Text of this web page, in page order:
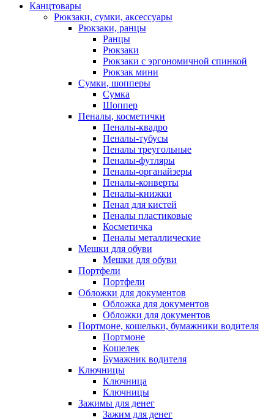
Канцтовары
Рюкзаки, сумки, аксессуары
Рюкзаки, ранцы
Ранцы
Рюкзаки
Рюкзаки с эргономичной спинкой
Рюкзак мини
Сумки, шопперы
Сумка
Шоппер
Пеналы, косметички
Пеналы-квадро
Пеналы-тубусы
Пеналы треугольные
Пеналы-футляры
Пеналы-органайзеры
Пеналы-конверты
Пеналы-книжки
Пенал для кистей
Пеналы пластиковые
Косметичка
Пеналы металлические
Мешки для обуви
Мешки для обуви
Портфели
Портфели
Обложки для документов
Обложка для документов
Обложки для документов
Портмоне, кошельки, бумажники водителя
Портмоне
Кошелек
Бумажник водителя
Ключницы
Ключница
Ключницы
Зажимы для денег
Зажим для денег